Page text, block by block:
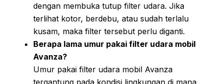
dengan membuka tutup filter udara. Jika
terlihat kotor, berdebu, atau sudah terlalu
kusam, maka filter tersebut perlu diganti.
Berapa lama umur pakai filter udara mobil
Avanza?
Umur pakai filter udara mobil Avanza
tergantung pada kondisi lingkungan di mana